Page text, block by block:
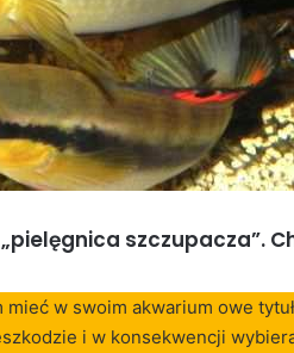
szczupacza”.
w swoim akwarium owe
i w konsekwencji